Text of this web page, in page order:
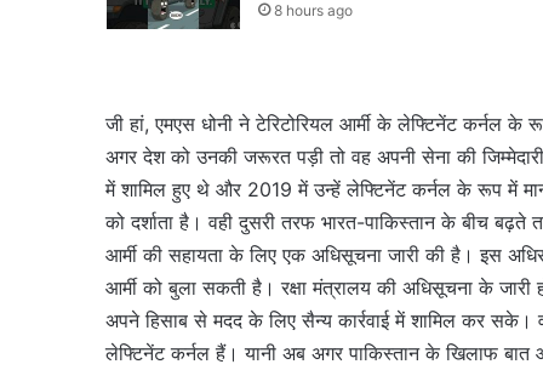
8 hours ago
जी हां, एमएस धोनी ने टेरिटोरियल आर्मी के लेफ्टिनेंट कर्नल
अगर देश को उनकी जरूरत पड़ी तो वह अपनी सेना की
में शामिल हुए थे और 2019 में उन्हें लेफ्टिनेंट कर्नल के रूप में
को दर्शाता है। वही दुसरी तरफ भारत-पाकिस्तान के बीच
आर्मी की सहायता के लिए एक अधिसूचना जारी की है। इस
आर्मी को बुला सकती है। रक्षा मंत्रालय की अधिसूचना के जारी
अपने हिसाब से मदद के लिए सैन्य कार्रवाई में शामिल कर सके।
लेफ्टिनेंट कर्नल हैं। यानी अब अगर पाकिस्तान के खिलाफ बात